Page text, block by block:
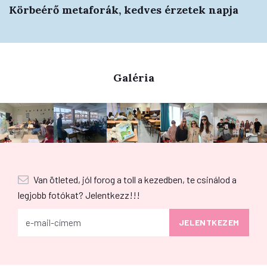
Körbeérő metaforák, kedves érzetek napja
Galéria
Van ötleted, jól forog a toll a kezedben, te csinálod a
legjobb fotókat? Jelentkezz!!!